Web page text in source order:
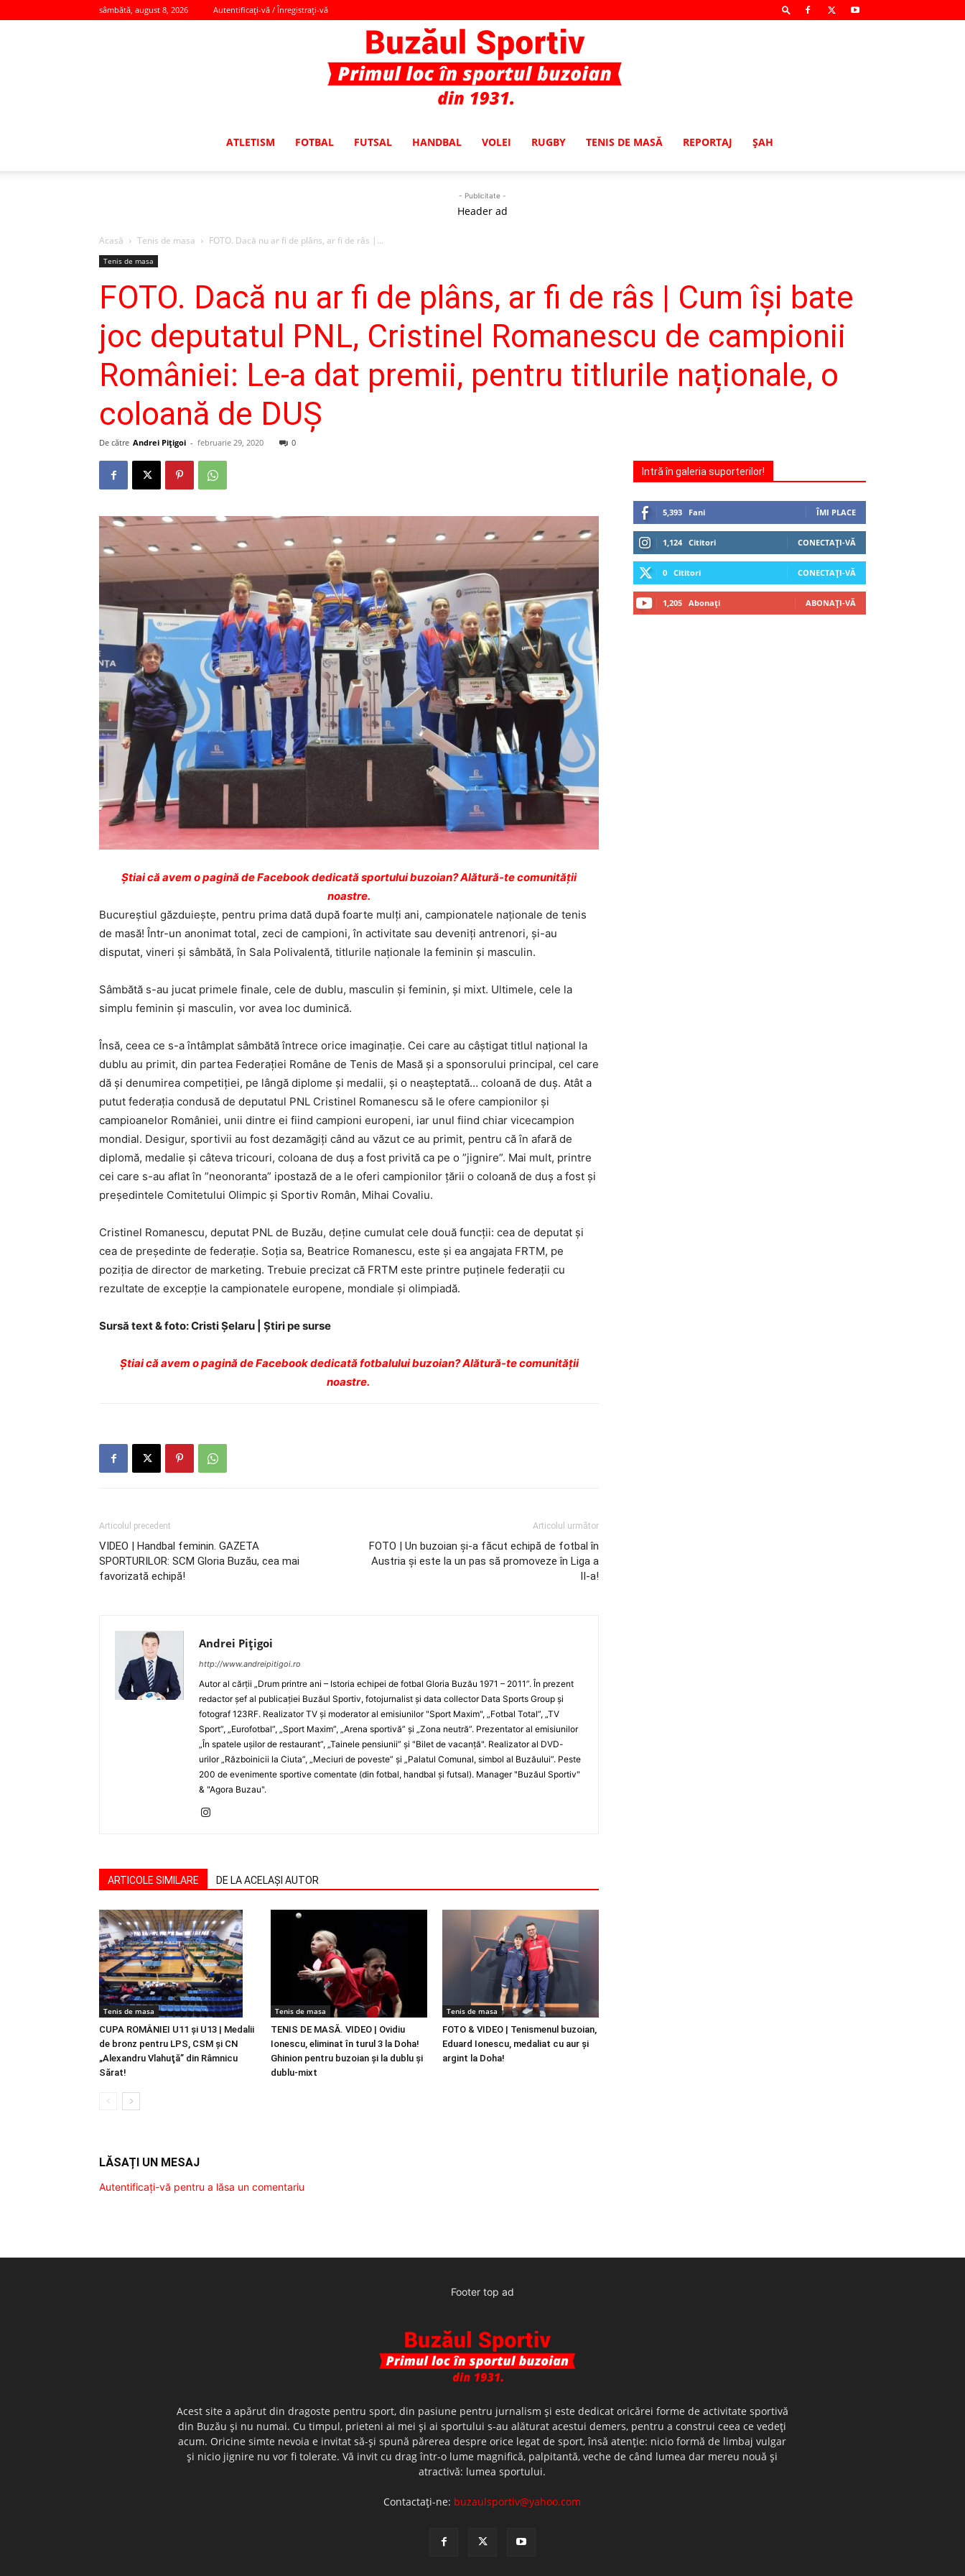
sâmbătă, august 8, 2026 Autentificați-vă / Înregistrați-vă
ATLETISM FOTBAL FUTSAL HANDBAL VOLEI RUGBY TENIS DE MASĂ REPORTAJ ŞAH
- Publicitate -
Header ad
Acasă Tenis de masa FOTO. Dacă nu ar fi de plâns, ar fi de râs |...
Tenis de masa
FOTO. Dacă nu ar fi de plâns, ar fi de râs | Cum își bate
joc deputatul PNL, Cristinel Romanescu de campionii
României: Le-a dat premii, pentru titlurile naționale, o
coloană de DUȘ
De către Andrei Pițigoi - februarie 29, 2020 0
Ştiai că avem o pagină de Facebook dedicată sportului buzoian? Alătură-te comunității
noastre.
Bucureștiul găzduiește, pentru prima dată după foarte mulți ani, campionatele naționale de tenis
de masă! Într-un anonimat total, zeci de campioni, în activitate sau deveniți antrenori, și-au
disputat, vineri și sâmbătă, în Sala Polivalentă, titlurile naționale la feminin și masculin.
Sâmbătă s-au jucat primele finale, cele de dublu, masculin și feminin, și mixt. Ultimele, cele la
simplu feminin și masculin, vor avea loc duminică.
Însă, ceea ce s-a întâmplat sâmbătă întrece orice imaginație. Cei care au câștigat titlul național la
dublu au primit, din partea Federației Române de Tenis de Masă și a sponsorului principal, cel care
dă și denumirea competiției, pe lângă diplome și medalii, și o neașteptată… coloană de duș. Atât a
putut federația condusă de deputatul PNL Cristinel Romanescu să le ofere campionilor și
campioanelor României, unii dintre ei fiind campioni europeni, iar unul fiind chiar vicecampion
mondial. Desigur, sportivii au fost dezamăgiți când au văzut ce au primit, pentru că în afară de
diplomă, medalie și câteva tricouri, coloana de duș a fost privită ca pe o ”jignire”. Mai mult, printre
cei care s-au aflat în ”neonoranta” ipostază de a le oferi campionilor țării o coloană de duș a fost și
președintele Comitetului Olimpic și Sportiv Român, Mihai Covaliu.
Cristinel Romanescu, deputat PNL de Buzău, deține cumulat cele două funcții: cea de deputat și
cea de președinte de federație. Soția sa, Beatrice Romanescu, este și ea angajata FRTM, pe
poziția de director de marketing. Trebuie precizat că FRTM este printre puținele federații cu
rezultate de excepție la campionatele europene, mondiale și olimpiadă.
Sursă text & foto: Cristi Şelaru | Ştiri pe surse
Ştiai că avem o pagină de Facebook dedicată fotbalului buzoian? Alătură-te comunității
noastre.
Articolul precedent
VIDEO | Handbal feminin. GAZETA
SPORTURILOR: SCM Gloria Buzău, cea mai
favorizată echipă!
Articolul următor
FOTO | Un buzoian şi-a făcut echipă de fotbal în
Austria şi este la un pas să promoveze în Liga a
II-a!
Andrei Pițigoi
http://www.andreipitigoi.ro
Autor al cărţii „Drum printre ani – Istoria echipei de fotbal Gloria Buzău 1971 – 2011”. În prezent
redactor şef al publicaţiei Buzăul Sportiv, fotojurnalist şi data collector Data Sports Group şi
fotograf 123RF. Realizator TV şi moderator al emisiunilor "Sport Maxim", „Fotbal Total”, „TV
Sport”, „Eurofotbal”, „Sport Maxim”, „Arena sportivă” şi „Zona neutră”. Prezentator al emisiunilor
„În spatele uşilor de restaurant”, „Tainele pensiunii” şi "Bilet de vacanţă". Realizator al DVD-
urilor „Războinicii la Ciuta”, „Meciuri de poveste” şi „Palatul Comunal, simbol al Buzăului”. Peste
200 de evenimente sportive comentate (din fotbal, handbal şi futsal). Manager "Buzăul Sportiv"
& "Agora Buzau".
ARTICOLE SIMILARE DE LA ACELAȘI AUTOR
Tenis de masa
CUPA ROMÂNIEI U11 şi U13 | Medalii
de bronz pentru LPS, CSM şi CN
„Alexandru Vlahuţă” din Râmnicu
Sărat!
Tenis de masa
TENIS DE MASĂ. VIDEO | Ovidiu
Ionescu, eliminat în turul 3 la Doha!
Ghinion pentru buzoian şi la dublu şi
dublu-mixt
Tenis de masa
FOTO & VIDEO | Tenismenul buzoian,
Eduard Ionescu, medaliat cu aur şi
argint la Doha!
LĂSAȚI UN MESAJ
Autentificați-vă pentru a lăsa un comentariu
Intră în galeria suporterilor!
5,393 Fani ÎMI PLACE
1,124 Cititori CONECTAȚI-VĂ
0 Cititori CONECTAȚI-VĂ
1,205 Abonați ABONAȚI-VĂ
Footer top ad
Acest site a apărut din dragoste pentru sport, din pasiune pentru jurnalism şi este dedicat oricărei forme de activitate sportivă
din Buzău şi nu numai. Cu timpul, prieteni ai mei şi ai sportului s-au alăturat acestui demers, pentru a construi ceea ce vedeţi
acum. Oricine simte nevoia e invitat să-şi spună părerea despre orice legat de sport, însă atenţie: nicio formă de limbaj vulgar
şi nicio jignire nu vor fi tolerate. Vă invit cu drag într-o lume magnifică, palpitantă, veche de când lumea dar mereu nouă şi
atractivă: lumea sportului.
Contactați-ne: buzaulsportiv@yahoo.com